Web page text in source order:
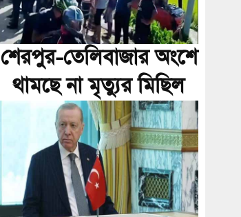
শেরপুর-তেলিবাজার অংশে
থামছে না মৃত্যুর মিছিল